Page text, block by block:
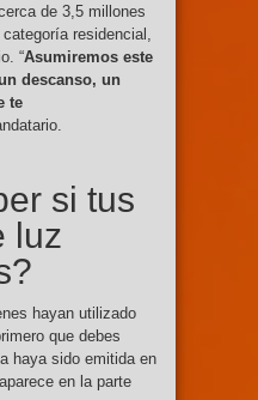
de 3,5 millones
residencial,
“Asumiremos este
descanso, un
te
si tus
luz
hayan utilizado
que debes
haya sido emitida en
en la parte